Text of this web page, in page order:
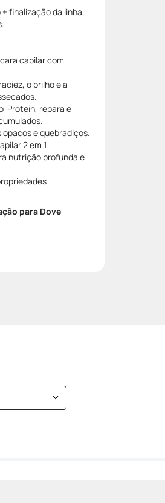
finalização da linha,
capilar com
o brilho e a
Protein, repara e
e quebradiços.
2 em 1
nutrição profunda e
para Dove